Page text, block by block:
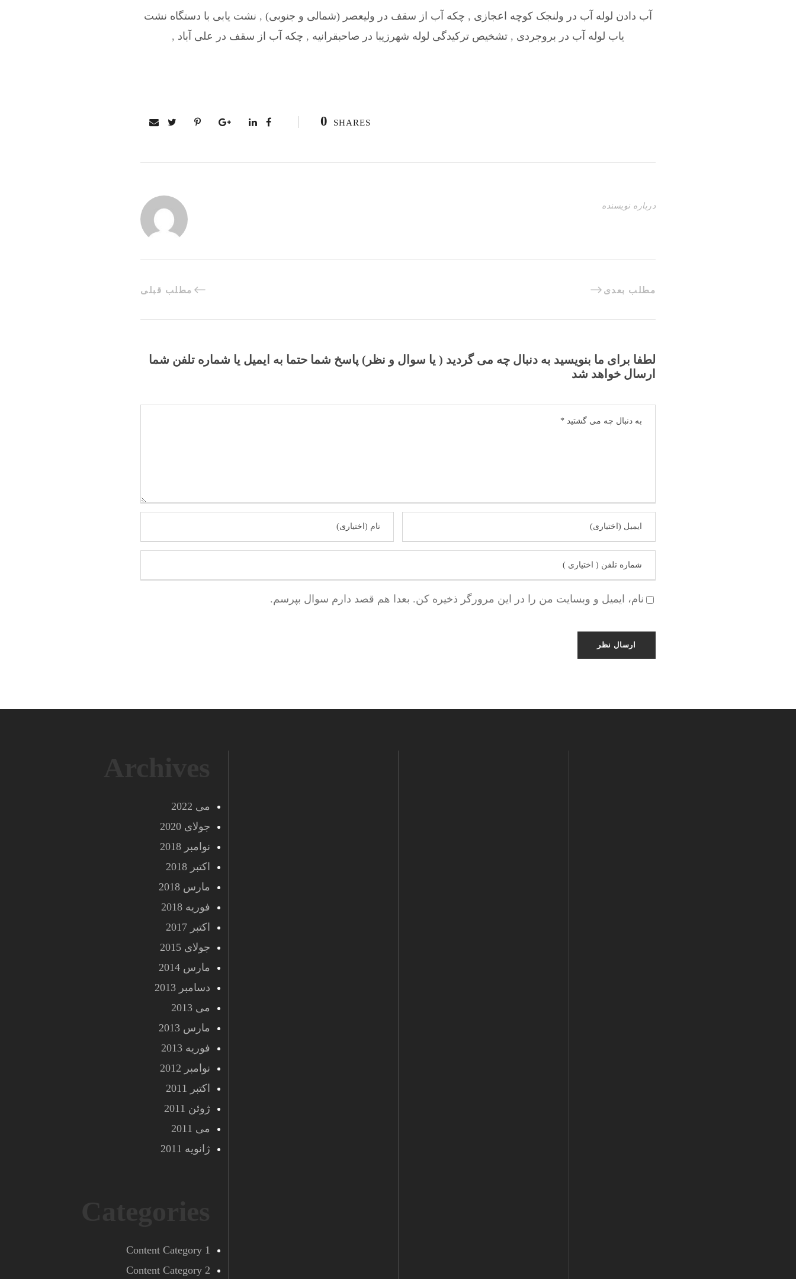
آب دادن لوله آب در ولنجک کوچه اعجازی , چکه آب از سقف در ولیعصر (شمالی و جنوبی) , نشت یابی با دستگاه نشت
یاب لوله آب در بروجردی , تشخیص ترکیدگی لوله شهرزیبا در صاحبقرانیه , چکه آب از سقف در علی آباد ,
0 SHARES
درباره نویسنده
مطلب قبلی مطلب بعدی
لطفا برای ما بنویسید به دنبال چه می گردید ( یا سوال و نظر) پاسخ شما حتما به ایمیل یا شماره تلفن شما
ارسال خواهد شد
نام، ایمیل و وبسایت من را در این مرورگر ذخیره کن. بعدا هم قصد دارم سوال بپرسم.
می 2022
جولای 2020
نوامبر 2018
اکتبر 2018
مارس 2018
فوریه 2018
اکتبر 2017
جولای 2015
مارس 2014
دسامبر 2013
می 2013
مارس 2013
فوریه 2013
نوامبر 2012
اکتبر 2011
ژوئن 2011
می 2011
ژانویه 2011
Content Category 1
Content Category 2